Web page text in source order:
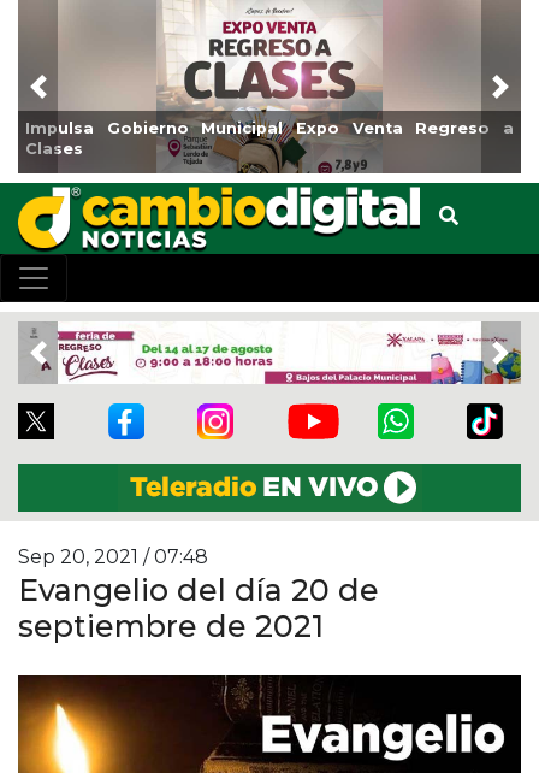
Gobierno Municipal Expo Venta Regreso a
Previous
Previous
Sep 20, 2021 / 07:48
Evangelio del día 20 de
septiembre de 2021